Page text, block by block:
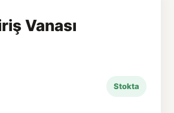
Vanası
Stokta